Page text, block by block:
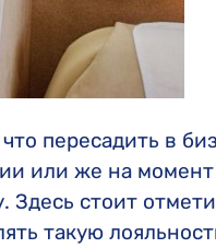
пересадить в
или же на
Здесь стоит
такую